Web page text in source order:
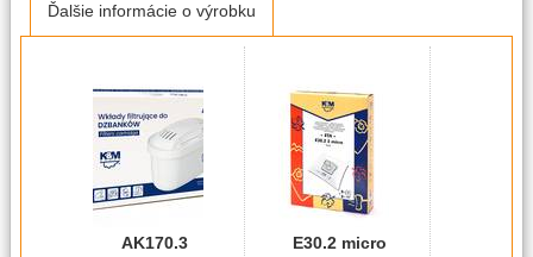
Ďalšie informácie o výrobku
AK170.3 E30.2 micro